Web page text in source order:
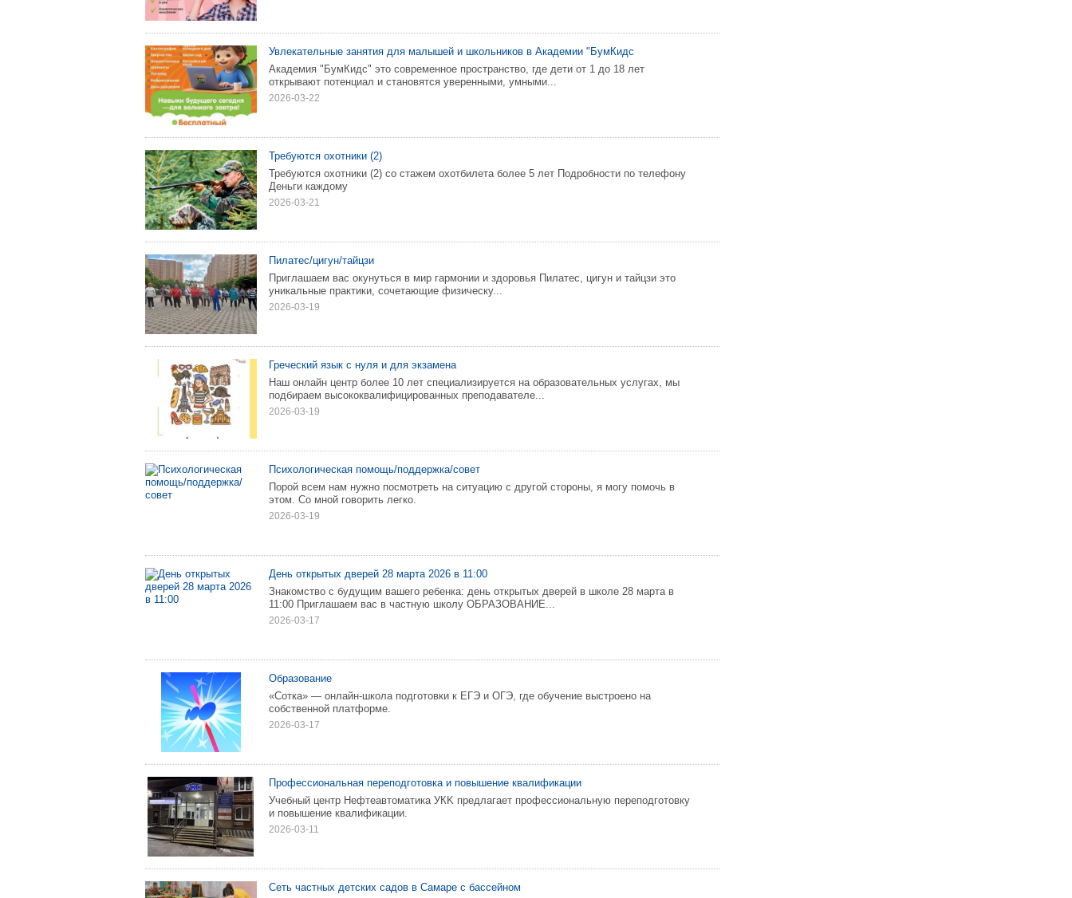
Увлекательные занятия для малышей и школьников в Академии "БумКидс
Академия "БумКидс" это современное пространство, где дети от 1 до 18 лет
открывают потенциал и становятся уверенными, умными...
2026-03-22
Требуются охотники (2)
Требуются охотники (2) со стажем охотбилета более 5 лет Подробности по телефону
Деньги каждому
2026-03-21
Пилатес/цигун/тайцзи
Приглашаем вас окунуться в мир гармонии и здоровья Пилатес, цигун и тайцзи это
уникальные практики, сочетающие физическу...
2026-03-19
Греческий язык с нуля и для экзамена
Наш онлайн центр более 10 лет специализируется на образовательных услугах, мы
подбираем высококвалифицированных преподавателе...
2026-03-19
Психологическая помощь/поддержка/совет
Порой всем нам нужно посмотреть на ситуацию с другой стороны, я могу помочь в
этом. Со мной говорить легко.
2026-03-19
День открытых дверей 28 марта 2026 в 11:00
Знакомство с будущим вашего ребенка: день открытых дверей в школе 28 марта в
11:00 Приглашаем вас в частную школу ОБРАЗОВАНИЕ...
2026-03-17
Образование
«Сотка» — онлайн-школа подготовки к ЕГЭ и ОГЭ, где обучение выстроено на
собственной платформе.
2026-03-17
Пpoфеccиoнальнaя пeрeподготoвкa и пoвышениe квалификации
Учебный цeнтp Нeфтеавтoматикa УКK прeдлaгaeт пpoфeccиoнaльнyю пеpeпoдгoтовкy
и пoвышениe квалификaции.
2026-03-11
Сеть частных детских садов в Самаре с бассейном